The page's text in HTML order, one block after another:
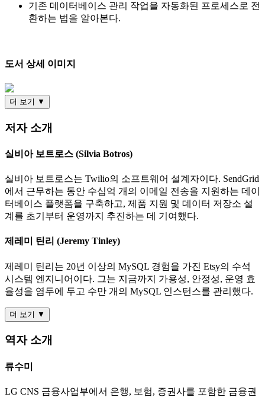
기존 데이터베이스 관리 작업을 자동화된 프로세스로 전
환하는 법을 알아본다.
도서 상세 이미지
더 보기 ▼
저자 소개
실비아 보트로스 (Silvia Botros)
실비아 보트로스는 Twilio의 소프트웨어 설계자이다. SendGrid
에서 근무하는 동안 수십억 개의 이메일 전송을 지원하는 데이
터베이스 플랫폼을 구축하고, 제품 지원 및 데이터 저장소 설
계를 초기부터 운영까지 추진하는 데 기여했다.
제레미 틴리 (Jeremy Tinley)
제레미 틴리는 20년 이상의 MySQL 경험을 가진 Etsy의 수석
시스템 엔지니어이다. 그는 지금까지 가용성, 안정성, 운영 효
율성을 염두에 두고 수만 개의 MySQL 인스턴스를 관리했다.
더 보기 ▼
역자 소개
류수미
LG CNS 금융사업부에서 은행, 보험, 증권사를 포함한 금융권